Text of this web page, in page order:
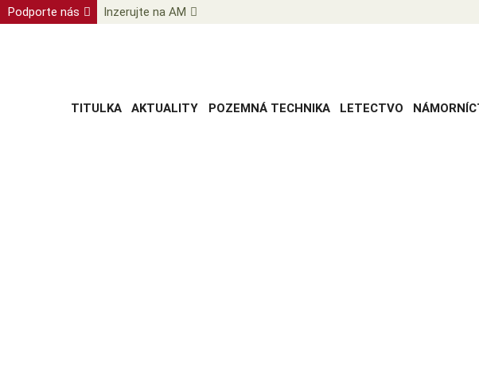
Podporte nás Inzerujte na AM
TITULKA AKTUALITY POZEMNÁ TECHNIKA LETECTVO